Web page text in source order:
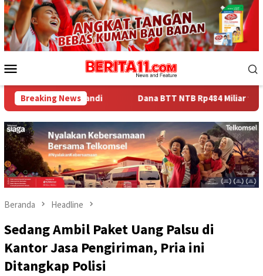
Loncat
ke
konten
Mobile
Breaking NewsDana BTT NTB Rp484 Miliar tak Muncul dalam
Beranda Headline
Sedang Ambil Paket Uang Palsu di
Kantor Jasa Pengiriman, Pria ini
Ditangkap Polisi